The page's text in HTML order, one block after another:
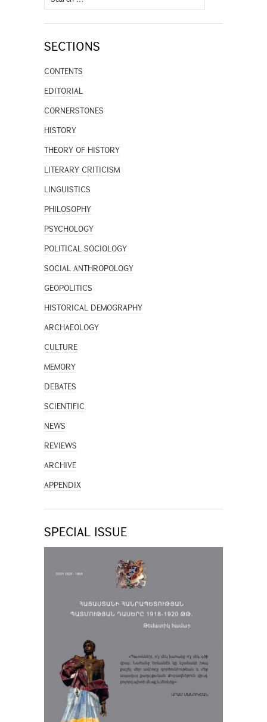
for:
SECTIONS
CONTENTS
EDITORIAL
CORNERSTONES
HISTORY
THEORY OF HISTORY
LITERARY CRITICISM
LINGUISTICS
PHILOSOPHY
PSYCHOLOGY
POLITICAL SOCIOLOGY
SOCIAL ANTHROPOLOGY
GEOPOLITICS
HISTORICAL DEMOGRAPHY
ARCHAEOLOGY
CULTURE
MEMORY
DEBATES
SCIENTIFIC
NEWS
REVIEWS
ARCHIVE
APPENDIX
SPECIAL ISSUE